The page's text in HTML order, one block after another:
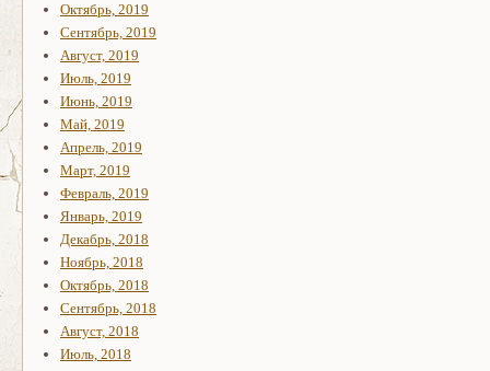
Октябрь, 2019
Сентябрь, 2019
Август, 2019
Июль, 2019
Июнь, 2019
Май, 2019
Апрель, 2019
Март, 2019
Февраль, 2019
Январь, 2019
Декабрь, 2018
Ноябрь, 2018
Октябрь, 2018
Сентябрь, 2018
Август, 2018
Июль, 2018